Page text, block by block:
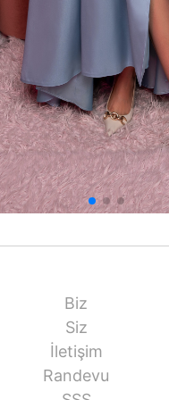
Biz
Siz
İletişim
Randevu